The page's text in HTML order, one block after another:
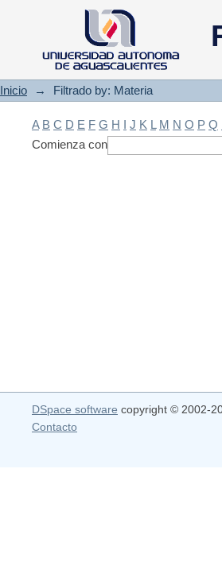
Filtrado by: Materia
Inicio → Filtrado by: Materia
A B C D E F G H I J K L M N O P Q
Comienza con
DSpace software copyright © 2002-
Contacto